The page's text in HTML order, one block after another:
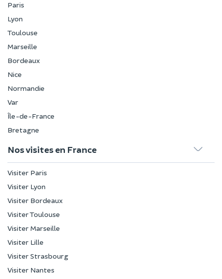
Paris
Lyon
Toulouse
Marseille
Bordeaux
Nice
Normandie
Var
Île-de-France
Bretagne
Nos visites en France
Visiter Paris
Visiter Lyon
Visiter Bordeaux
Visiter Toulouse
Visiter Marseille
Visiter Lille
Visiter Strasbourg
Visiter Nantes